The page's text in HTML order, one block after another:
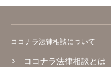
ココナラ法律相談について
ココナラ法律相談とは